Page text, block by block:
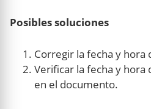
Posibles soluciones
Corregir la fecha y hora
Verificar la fecha y hora
en el documento.